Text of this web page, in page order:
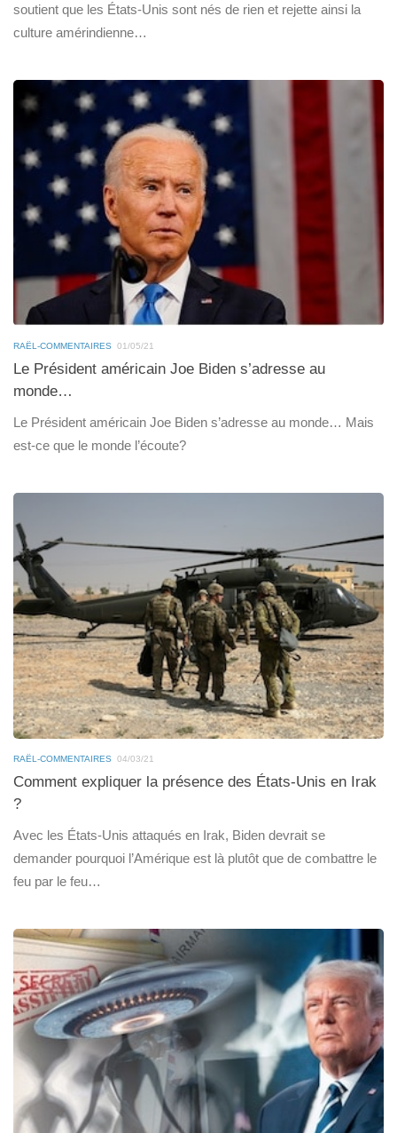
soutient que les États-Unis sont nés de rien et rejette ainsi la
culture amérindienne…
RAËL-COMMENTAIRES 01/05/21
Le Président américain Joe Biden s’adresse au
monde…
Le Président américain Joe Biden s’adresse au monde… Mais
est-ce que le monde l’écoute?
RAËL-COMMENTAIRES 04/03/21
Comment expliquer la présence des États-Unis en Irak
?
Avec les États-Unis attaqués en Irak, Biden devrait se
demander pourquoi l’Amérique est là plutôt que de combattre le
feu par le feu…